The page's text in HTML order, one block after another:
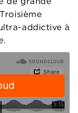
addictive à
.